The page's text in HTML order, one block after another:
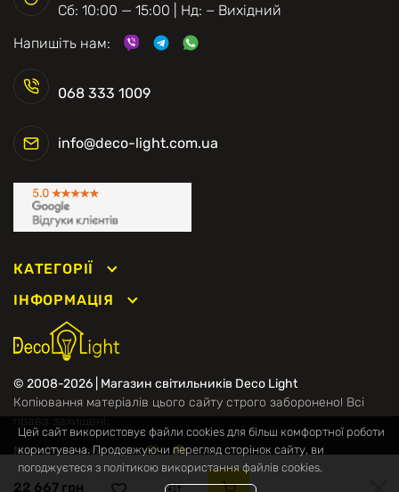
22 667 грн
© 2008-2026 | Магазин світильників Deco Light
Копіювання матеріалів цього сайту строго заборонено! Всі
права захищені.
Ми в соцмережах
КАТЕГОРІЇ
ІНФОРМАЦІЯ
068 333 1009
info@deco-light.com.ua
Сб: 10:00 — 15:00 | Нд: − Вихідний
Напишіть нам:
Цей сайт використовує файли cookies для більш комфортної роботи
користувача. Продовжуючи перегляд сторінок сайту, ви
погоджуєтеся з політикою використання файлів cookies.